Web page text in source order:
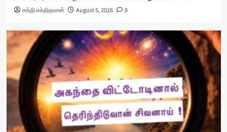
சக்தி சக்திதாசன் August 5, 2026 0